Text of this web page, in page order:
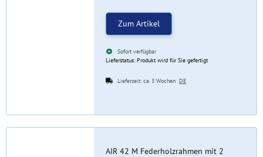
Zum Artikel
Sofort verfügbar
Lieferstatus: Produkt wird für Sie gefertigt
Lieferzeit:ca. 3 WochenDE
AIR 42 M Federholzrahmen mit 2